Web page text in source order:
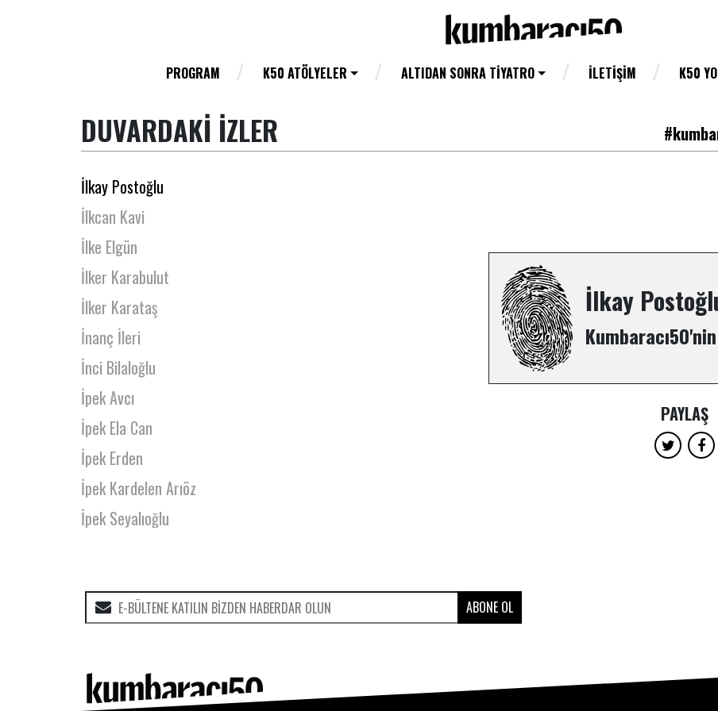
PROGRAM K50 ATÖLYELER ALTIDAN SONRA TIYATRO İLETIŞIM K50
DUVARDAKİ İZLER
İlhan Beyoğlu
İlhan Sadıkoğlu
İlkay Postoğlu
İlkcan Kavi
İlke Elgün
İlker Karabulut
İlker Karataş
İnanç İleri
İnci Bilaloğlu
İpek Avcı
İpek Ela Can
İpek Erden
İpek Kardelen Arıöz
İpek Seyalıoğlu
İrem S.
İrem Uyum
İştisan
İlkay
PAYLAŞ
ABONE OL